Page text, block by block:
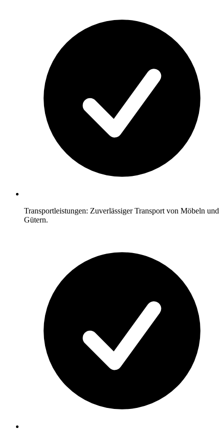
Transportleistungen: Zuverlässiger Transport von Möbeln und
Gütern.